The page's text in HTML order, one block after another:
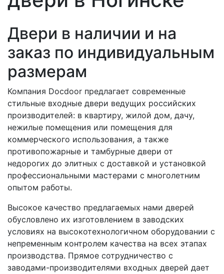
Двери в наличии и на
заказ по индивидуальным
размерам
Компания Docdoor предлагает современные
стильные входные двери ведущих российских
производителей: в квартиру, жилой дом, дачу,
нежилые помещения или помещения для
коммерческого использования, а также
противопожарные и тамбурные двери от
недорогих до элитных с доставкой и установкой
профессиональными мастерами с многолетним
опытом работы.
Высокое качество предлагаемых нами дверей
обусловлено их изготовлением в заводских
условиях на высокотехнологичном оборудовании с
непременным контролем качества на всех этапах
производства. Прямое сотрудничество с
заводами-производителями входных дверей дает